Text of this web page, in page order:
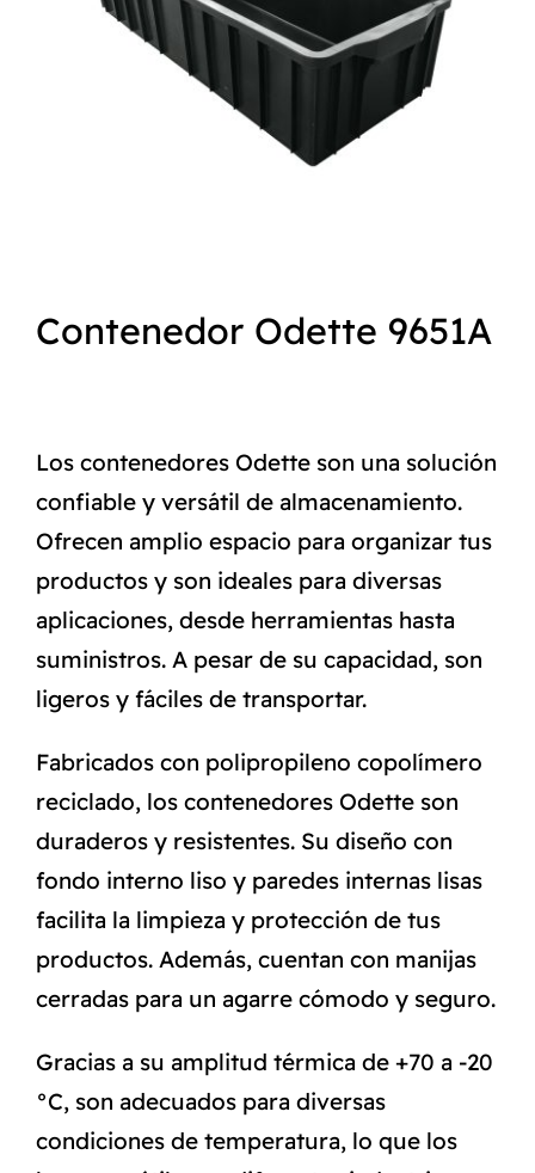
NORMAS ISO
Contenedor Odette 9651A
Los contenedores Odette son una solución
confiable y versátil de almacenamiento.
Ofrecen amplio espacio para organizar tus
productos y son ideales para diversas
aplicaciones, desde herramientas hasta
suministros. A pesar de su capacidad, son
ligeros y fáciles de transportar.
Fabricados con polipropileno copolímero
reciclado, los contenedores Odette son
duraderos y resistentes. Su diseño con
fondo interno liso y paredes internas lisas
facilita la limpieza y protección de tus
productos. Además, cuentan con manijas
cerradas para un agarre cómodo y seguro.
Gracias a su amplitud térmica de +70 a -20
°C, son adecuados para diversas
condiciones de temperatura, lo que los